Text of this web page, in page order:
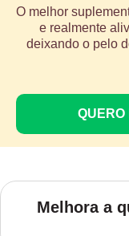
O melhor
e realmente
deixando o pelo
QUERO
Melhora a